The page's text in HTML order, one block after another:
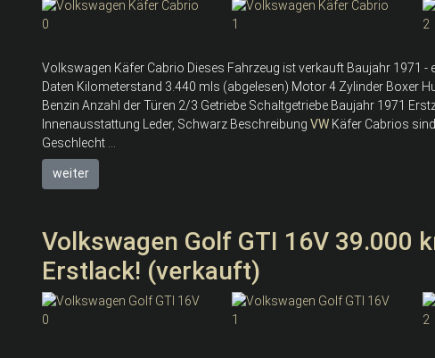
Volkswagen Käfer Cabrio Dieses Fahrzeug ist verkauft Baujahr 1971
Daten Kilometerstand 3.440 mls (abgelesen) Motor 4 Zylinder Boxer
Benzin Anzahl der Türen 2/3 Getriebe Schaltgetriebe Baujahr 1971
Innenausstattung Leder, Schwarz Beschreibung VW Käfer Cabrios
Geschlecht ...
weiter
Volkswagen Golf GTI 16V 39.000
Erstlack! (verkauft)